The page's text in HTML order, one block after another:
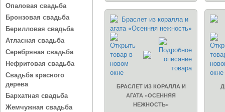
Опаловая свадьба
Бронзовая свадьба
Берилловая свадьба
Атласная свадьба
Серебряная свадьба
Нефритовая свадьба
Свадьба красного
дерева
Бархатная свадьба
Жемчужная свадьба
БРАСЛЕТ ИЗ КОРАЛЛА И
АГАТА «ОСЕННЯЯ
НЕЖНОСТЬ»